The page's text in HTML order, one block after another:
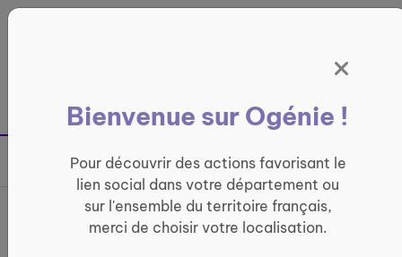
France entière
Bienvenue sur Ogénie !
Pour découvrir des actions favorisant le
lien social dans votre département ou
sur l'ensemble du territoire français,
merci de choisir votre localisation.
Partager sur
Café du lundi et créativité
Panneau de gestion des cookies